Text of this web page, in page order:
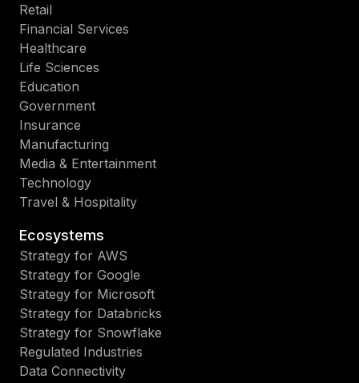
Retail
Financial Services
Healthcare
Life Sciences
Education
Government
Insurance
Manufacturing
Media & Entertainment
Technology
Travel & Hospitality
Ecosystems
Strategy for AWS
Strategy for Google
Strategy for Microsoft
Strategy for Databricks
Strategy for Snowflake
Regulated Industries
Data Connectivity